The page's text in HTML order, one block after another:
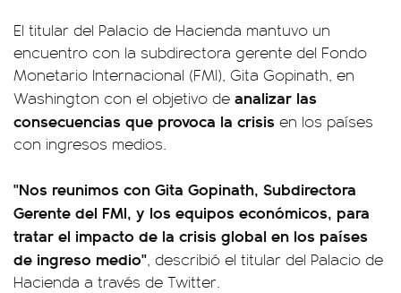
El titular del Palacio de Hacienda mantuvo un
encuentro con la subdirectora gerente del Fondo
Monetario Internacional (FMI), Gita Gopinath, en
Washington con el objetivo de analizar las
consecuencias que provoca la crisis en los países
con ingresos medios.
"Nos reunimos con Gita Gopinath, Subdirectora
Gerente del FMI, y los equipos económicos, para
tratar el impacto de la crisis global en los países
de ingreso medio", describió el titular del Palacio de
Hacienda a través de Twitter.